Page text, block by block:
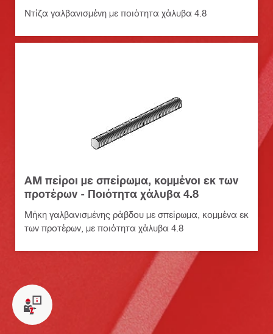
Ντίζα γαλβανισμένη με ποιότητα χάλυβα 4.8
ΑΜ πείροι με σπείρωμα, κομμένοι εκ των
προτέρων - Ποιότητα χάλυβα 4.8
Μήκη γαλβανισμένης ράβδου με σπείρωμα, κομμένα εκ
των προτέρων, με ποιότητα χάλυβα 4.8